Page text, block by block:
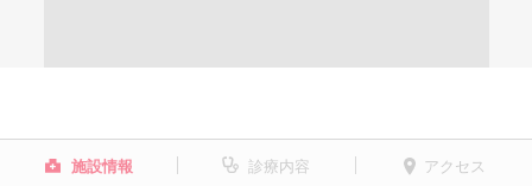
施設情報 診療内容 アクセス